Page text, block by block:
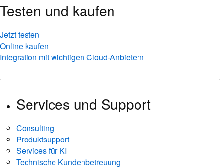
Testen und kaufen
Jetzt testen
Online kaufen
Integration mit wichtigen Cloud-Anbietern
Services und Support
Consulting
Produktsupport
Services für KI
Technische Kundenbetreuung